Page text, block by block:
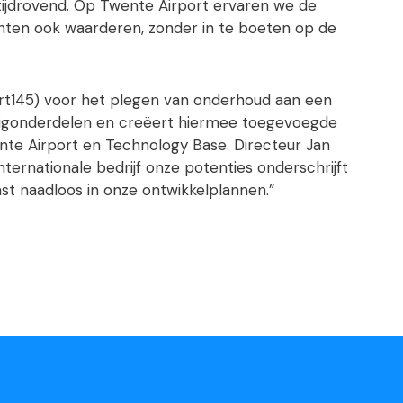
Op Twente Airport ervaren we de
ook waarderen, zonder in te boeten op de
voor het plegen van onderhoud aan een
en creëert hiermee toegevoegde
Airport en Technology Base. Directeur Jan
bedrijf onze potenties onderschrijft
naadloos in onze ontwikkelplannen.”